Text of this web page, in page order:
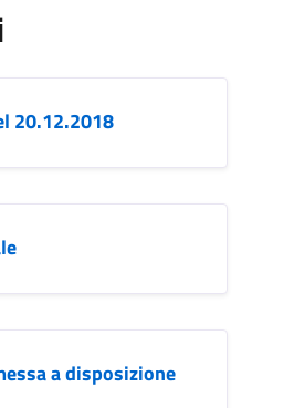
20.12.2018
a disposizione